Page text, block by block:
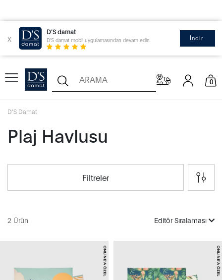
x
D'S damat
D'S damat mobil uygulamasından devam edin İndir
0
D'S Damat
Plaj Havlusu
Filtreler
2 Ürün Editör Sıralaması